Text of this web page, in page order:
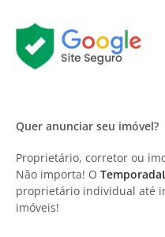
Quer anunciar seu imóvel?
Proprietário, corretor ou
Não importa! O
proprietário individual até
imóveis!